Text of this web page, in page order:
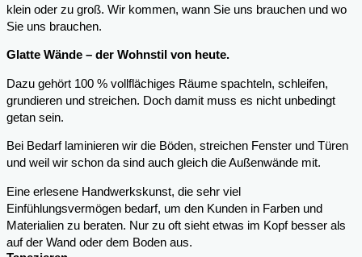
klein oder zu groß. Wir kommen, wann Sie uns brauchen und wo
Sie uns brauchen.
Glatte Wände – der Wohnstil von heute.
Dazu gehört 100 % vollflächiges Räume spachteln, schleifen,
grundieren und streichen. Doch damit muss es nicht unbedingt
getan sein.
Bei Bedarf laminieren wir die Böden, streichen Fenster und Türen
und weil wir schon da sind auch gleich die Außenwände mit.
Eine erlesene Handwerkskunst, die sehr viel
Einfühlungsvermögen bedarf, um den Kunden in Farben und
Materialien zu beraten. Nur zu oft sieht etwas im Kopf besser als
auf der Wand oder dem Boden aus.